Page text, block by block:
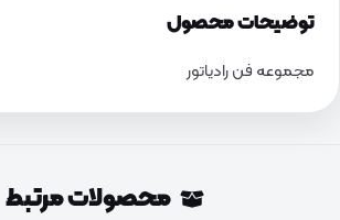
توضیحات محصول
مجموعه فن رادیاتور
محصولات مرتبط